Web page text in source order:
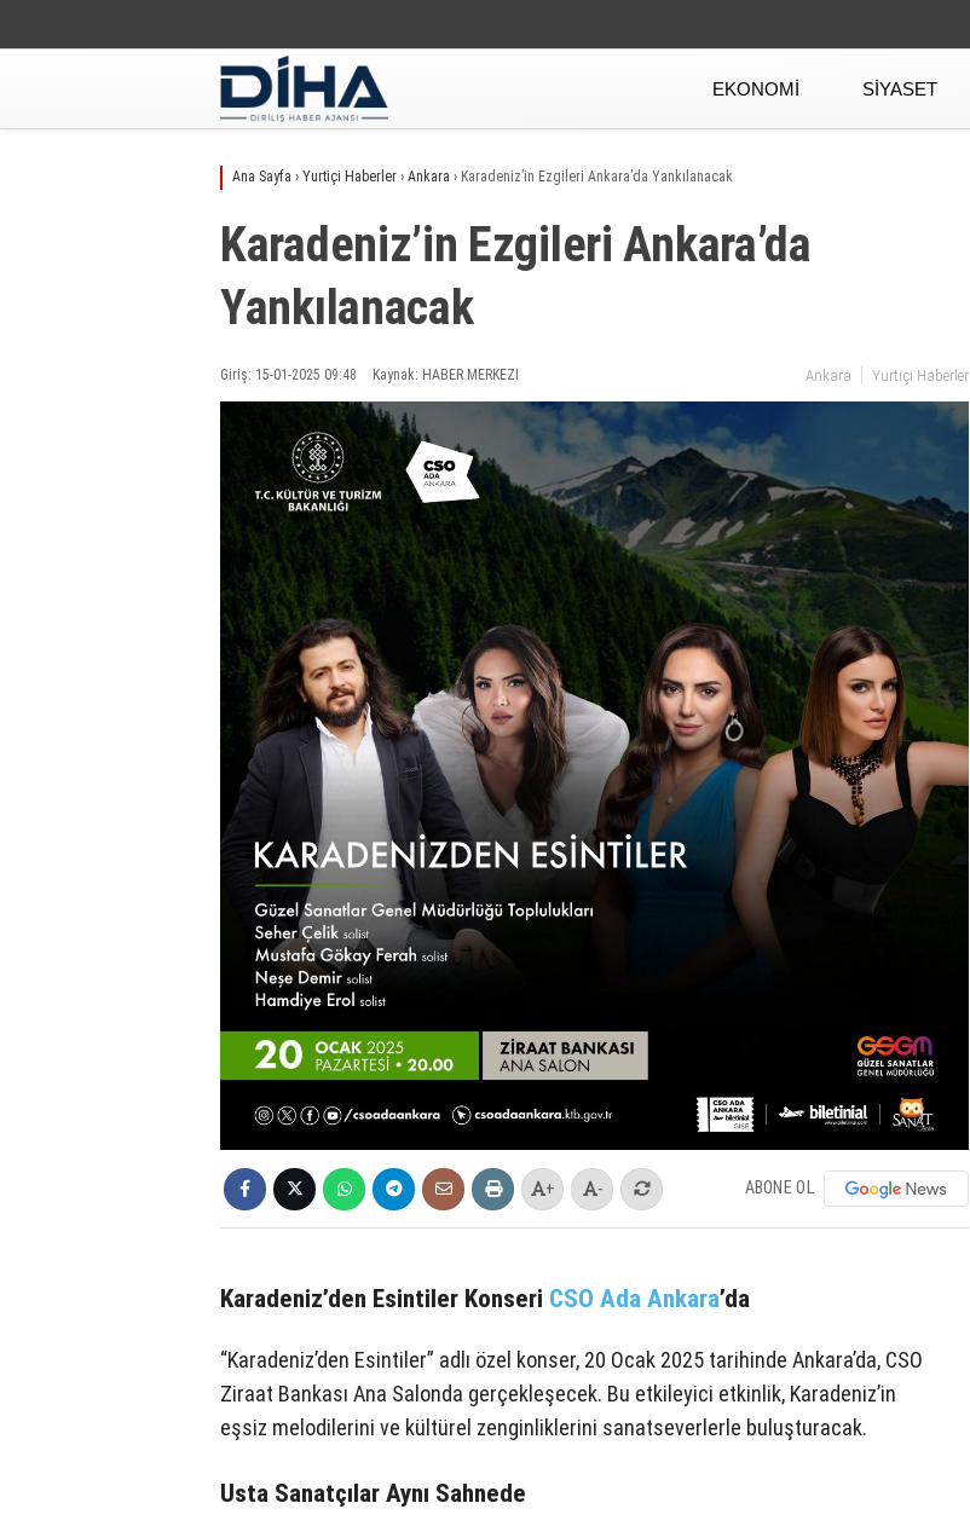
EKONOMI SIYASET
Ana Sayfa › Yurtiçi Haberler › Ankara › Karadeniz’in Ezgileri Ankara’da Yankılanacak
Karadeniz’in Ezgileri Ankara’da
Yankılanacak
Giriş: 15-01-2025 09:48 Kaynak: HABER MERKEZI Ankara Yurtiçi Haberler
+ - ABONE OL
Karadeniz’den Esintiler Konseri CSO Ada Ankara’da
“Karadeniz’den Esintiler” adlı özel konser, 20 Ocak 2025 tarihinde Ankara’da, CSO
Ziraat Bankası Ana Salonda gerçekleşecek. Bu etkileyici etkinlik, Karadeniz’in
eşsiz melodilerini ve kültürel zenginliklerini sanatseverlerle buluşturacak.
Usta Sanatçılar Aynı Sahnede